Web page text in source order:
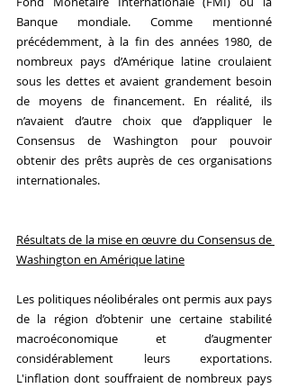
Banque mondiale. Comme mentionné
précédemment, à la fin des années 1980, de
nombreux pays d’Amérique latine croulaient
sous les dettes et avaient grandement besoin
de moyens de financement. En réalité, ils
n’avaient d’autre choix que d’appliquer le
Consensus de Washington pour pouvoir
obtenir des prêts auprès de ces organisations
internationales.
Résultats de la mise en œuvre du Consensus de
Washington en Amérique latine
Les politiques néolibérales ont permis aux pays
de la région d’obtenir une certaine stabilité
macroéconomique et d’augmenter
considérablement leurs exportations.
L'inflation dont souffraient de nombreux pays